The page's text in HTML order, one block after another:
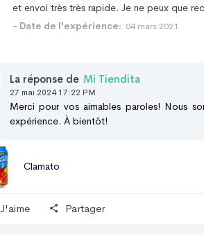
et envoi très très rapide. Je ne peux que
- Date de l'expérience: 04 mars 2021
La réponse de Mi Tiendita
27 mai 2024 17:22 PM
Merci pour vos aimables paroles! Nous
expérience. À bientôt!
Clamato
J'aime Partager